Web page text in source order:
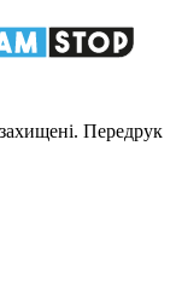
Передрук